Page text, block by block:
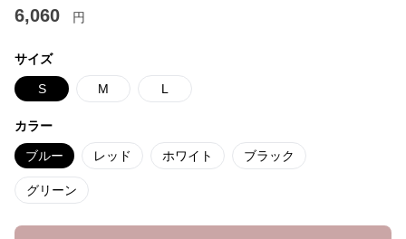
6,060 円
サイズ
S M L
カラー
ブルー レッド ホワイト ブラック
グリーン